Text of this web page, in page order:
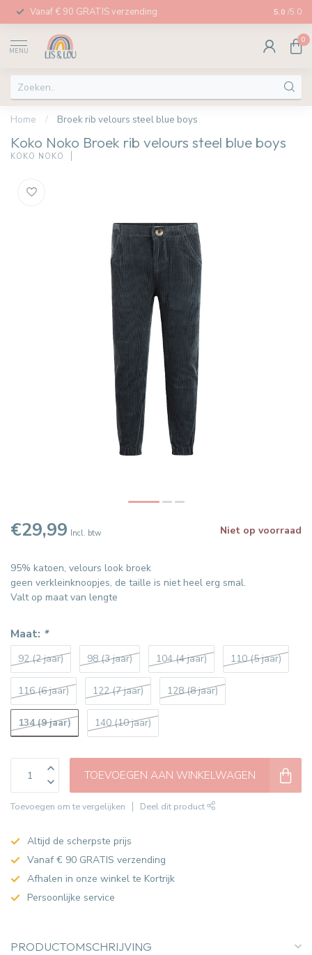
Vanaf € 90 GRATIS verzending Afhalen
5.0 /5.0
MENU
0
Home / Broek rib velours steel blue boys
Koko Noko Broek rib velours steel blue boys
KOKO NOKO
€29,99 Incl. btw Niet op voorraad
95% katoen, velours look broek
geen verkleinknoopjes, de taille is niet heel erg smal.
Valt op maat van lengte
Maat: *
92 (2 jaar) 98 (3 jaar) 104 (4 jaar) 110 (5 jaar)
116 (6 jaar) 122 (7 jaar) 128 (8 jaar)
134 (9 jaar) 140 (10 jaar)
TOEVOEGEN AAN WINKELWAGEN
Toevoegen om te vergelijken Deel dit product
Altijd de scherpste prijs
Vanaf € 90 GRATIS verzending
Afhalen in onze winkel te Kortrijk
Persoonlijke service
PRODUCTOMSCHRIJVING